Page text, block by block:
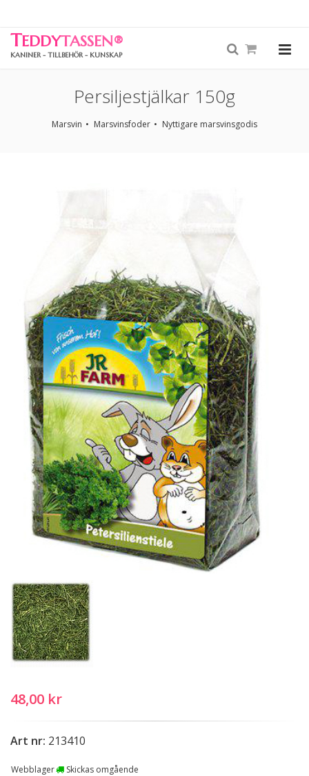
TEDDYTASSEN®
KANINER - TILLBEHÖR - KUNSKAP
Persiljestjälkar 150g
Marsvin Marsvinsfoder Nyttigare marsvinsgodis
48,00 kr
Art nr: 213410
Webblager
Skickas omgående